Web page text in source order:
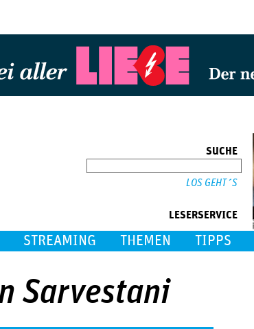
SUCHE
LESERSERVICE
STREAMING THEMEN TIPPS
Sarvestani